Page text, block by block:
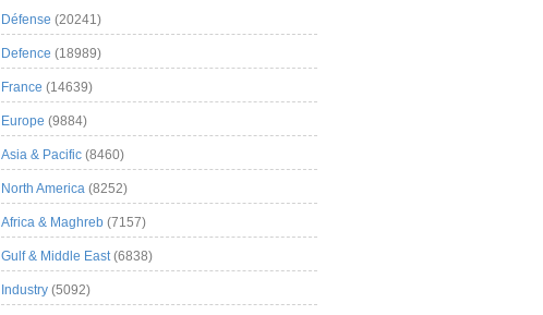
Défense (20241)
Defence (18989)
France (14639)
Europe (9884)
Asia & Pacific (8460)
North America (8252)
Africa & Maghreb (7157)
Gulf & Middle East(6838)
Industry (5092)